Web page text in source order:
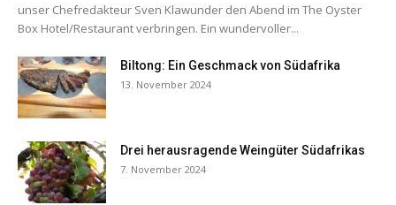
unser Chefredakteur Sven Klawunder den Abend im The Oyster
Box Hotel/Restaurant verbringen. Ein wundervoller...
Biltong: Ein Geschmack von Südafrika
13. November 2024
Drei herausragende Weingüter Südafrikas
7. November 2024